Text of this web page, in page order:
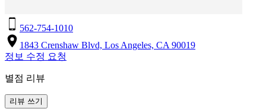
562-754-1010
1843 Crenshaw Blvd, Los Angeles, CA 90019
정보 수정 요청
별점 리뷰
리뷰 쓰기